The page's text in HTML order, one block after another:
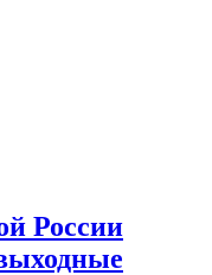
России